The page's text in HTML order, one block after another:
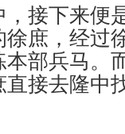
接下来便
庶，经过
部兵马。
接去隆中